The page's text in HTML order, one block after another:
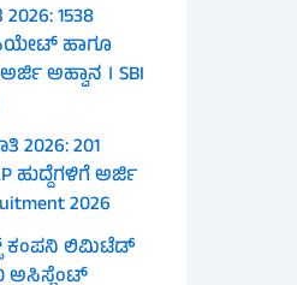
1538
ಹಾಗೂ
ಅಹ್ವಾನ । SBI
2026: 201
ಹುದ್ದೆಗಳಿಗೆ ಅರ್ಜಿ
2026
ಕಂಪನಿ ಲಿಮಿಟೆಡ್
ಅಸಿಸ್ಟೆಂಟ್